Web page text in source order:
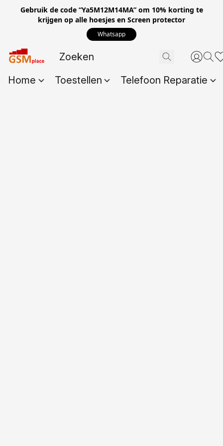
Gebruik de code “Ya5M12M14MA” om 10% korting te
krijgen op alle hoesjes en Screen protector
Whatsapp
Home Toestellen Telefoon Reparatie